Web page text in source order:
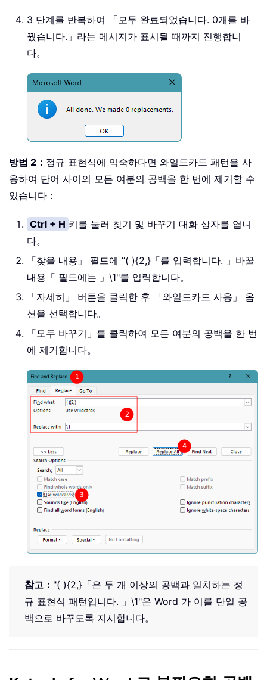
3 단계를 반복하여 「모두 완료되었습니다. 0개를 바
꿨습니다.」라는 메시지가 표시될 때까지 진행합니
다。
방법 2： 정규 표현식에 익숙하다면 와일드카드 패턴을 사
용하여 단어 사이의 모든 여분의 공백을 한 번에 제거할 수
있습니다：
Ctrl + H 키를 눌러 찾기 및 바꾸기 대화 상자를 엽니
다。
「찾을 내용」 필드에 “( ){2,} 「를 입력합니다. 」바꿀
내용「 필드에는 」 \1"를 입력합니다。
「자세히」 버튼을 클릭한 후 「와일드카드 사용」 옵
션을 선택합니다。
「모두 바꾸기」를 클릭하여 모든 여분의 공백을 한 번
에 제거합니다。
참고： "( ){2,} 「은 두 개 이상의 공백과 일치하는 정
규 표현식 패턴입니다. 」 \1"은 Word 가 이를 단일 공
백으로 바꾸도록 지시합니다。